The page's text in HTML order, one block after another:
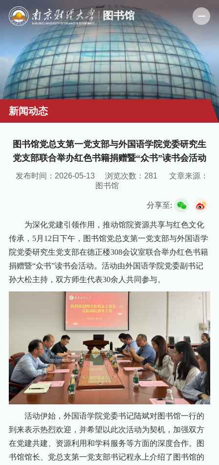
新闻动态
图书馆党总支第一党支部与外国语学院党委研究生
党支部联合举办红色书籍捐赠暨“众书”读书会活动
发布时间：2026-05-13 浏览次数： 281
文章来源：
图书馆
分享至:
为深化党建引领作用，推动馆院资源共享与红色文化
传承， 5月 12 日下午，图书馆党总支第一党支部与外国语学
院党委研究生党支部在德正楼308会议室联合举办红色书籍
捐赠暨“众书”读书会活动。活动由外国语学院党委副书记
孙大松主持，双方师生代表30余人共同参与。
活动伊始，外国语学院党委书记陆斌对图书馆一行的
到来表示热烈欢迎，并希望以此次活动为契机，加强双方
在党建共建、资源利用和学科服务等方面的深度合作。图
书馆馆长、党总支第一党支部书记程永上介绍了图书馆的